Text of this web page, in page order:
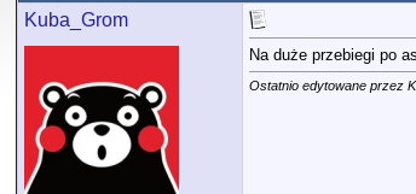
Kuba_Grom
Na duże przebiegi po
Ostatnio edytowane przez